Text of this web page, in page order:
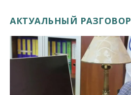
АКТУАЛЬНЫЙ РАЗГОВОР